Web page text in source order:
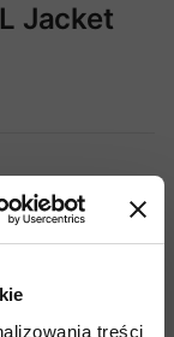
treści
Jacket
gdy produkt
Tabela rozmiarów